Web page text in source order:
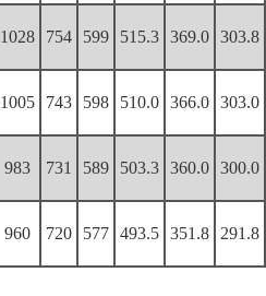
1028 754 599 515.3 369.0 303.8
1005 743 598 510.0 366.0 303.0
983 731 589 503.3 360.0 300.0
960 720 577 493.5 351.8 291.8